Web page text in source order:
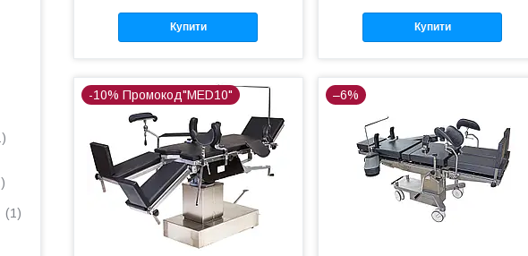
Купити Купити
-10% Промокод"MED10" –6%
1